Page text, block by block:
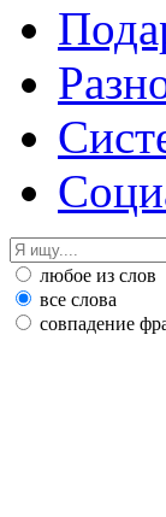
любое из слов
все слова
совпадение